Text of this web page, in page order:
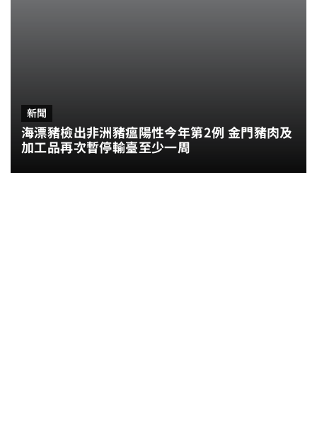
新聞
海漂豬檢出非洲豬瘟陽性今年第2例 金門豬肉及
加工品再次暫停輸臺至少一周